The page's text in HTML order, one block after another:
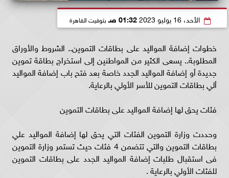
الأحد، 16 يوليو 2023 01:32 صـ بتوقيت القاهرة
خطوات إضافة المواليد على بطاقات التموين.. الشروط والأوراق
المطلوبة.. يسعى الكثير من المواطنين إلى استخراج بطاقة تموين
جديدة أو إضافة المواليد الجدد خاصة بعد فتح باب إضافة المواليد
ألي بطاقات التموين للأسر الأولي بالرعاية.
فئات يحق لها إضافة المواليد على بطاقات التموين
وحددت وزارة التموين الفئات التي يحق لها إضافة المواليد علي
بطاقات التموين والتي تتضمن 4 فئات حيث تستمر وزارة التموين
فى استقبال طلبات إضافة المواليد الجدد على بطاقات التموين
للفئات الأولي بالرعاية .